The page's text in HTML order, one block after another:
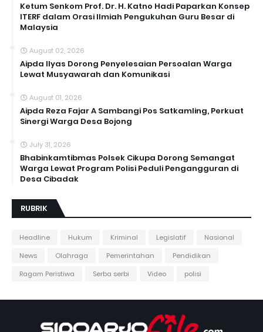
Ketum Senkom Prof. Dr. H. Katno Hadi Paparkan Konsep
ITERF dalam Orasi Ilmiah Pengukuhan Guru Besar di
Malaysia
August 02, 2026
Aipda Ilyas Dorong Penyelesaian Persoalan Warga
Lewat Musyawarah dan Komunikasi
August 01, 2026
Aipda Reza Fajar A Sambangi Pos Satkamling, Perkuat
Sinergi Warga Desa Bojong
July 31, 2026
Bhabinkamtibmas Polsek Cikupa Dorong Semangat
Warga Lewat Program Polisi Peduli Pengangguran di
Desa Cibadak
RUBRIK
Headline Hukum Kriminal Legislatif
Nasional
News
Olahraga Pemerintahan
Pendidikan
Ragam Peristiwa
Serba serbi Video polisi